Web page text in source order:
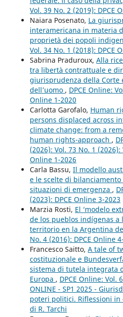
Vol. 39 No. 2 (2019): DPCE
Naiara Posenato, La
interamericana in materia
proprietà dei popoli
Vol. 34 No. 1 (2018): DPCE
Sabrina Praduroux, Alla
tra libertà contrattuale e
giurisprudenza della Corte
dell’uomo , DPCE Online:
Online 1-2020
Carlotta Garofalo, Human
persons displaced across
climate change: from a
human rights-approach ,
(2026): Vol. 73 No. 1 (2026):
Online 1-2026
Carla Bassu, Il modello
e le scelte di
situazioni di emergenza ,
(2023): DPCE Online 3-2023
Marzia Rosti, El ‘modelo
de los pueblos indígenas a
territorio en la Argentina
No. 4 (2016): DPCE Online
Francesco Saitto, A tale of
costituzionale e
sistema di tutela integrata
Europa , DPCE Online: Vol.
ONLINE - SP1 2025 -
poteri politici. Riflessioni in
di R. Tarchi